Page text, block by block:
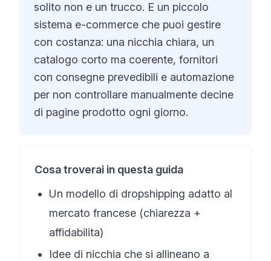
solito non e un trucco. E un piccolo
sistema e-commerce che puoi gestire
con costanza: una nicchia chiara, un
catalogo corto ma coerente, fornitori
con consegne prevedibili e automazione
per non controllare manualmente decine
di pagine prodotto ogni giorno.
Cosa troverai in questa guida
Un modello di dropshipping adatto al
mercato francese (chiarezza +
affidabilita)
Idee di nicchia che si allineano a